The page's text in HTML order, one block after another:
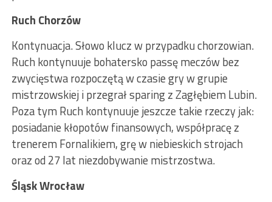
Ruch Chorzów
Kontynuacja. Słowo klucz w przypadku chorzowian.
Ruch kontynuuje bohatersko passę meczów bez
zwycięstwa rozpoczętą w czasie gry w grupie
mistrzowskiej i przegrał sparing z Zagłębiem Lubin.
Poza tym Ruch kontynuuje jeszcze takie rzeczy jak:
posiadanie kłopotów finansowych, współpracę z
trenerem Fornalikiem, grę w niebieskich strojach
oraz od 27 lat niezdobywanie mistrzostwa.
Śląsk Wrocław